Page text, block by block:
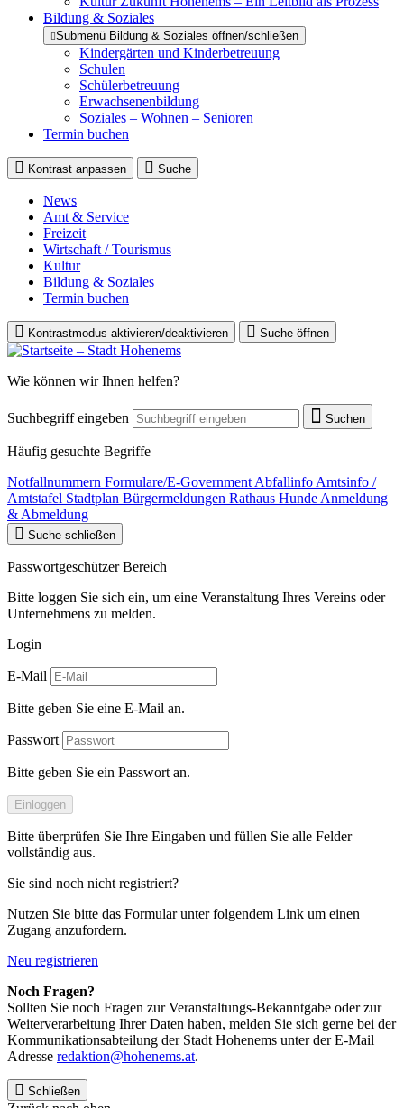
Bildung & Soziales
Submenü Bildung & Soziales öffnen/schließen
Kindergärten und Kinderbetreuung
Schulen
Schülerbetreuung
Erwachsenenbildung
Soziales – Wohnen – Senioren
Termin buchen
Kontrast anpassen Suche
News
Amt & Service
Freizeit
Wirtschaft / Tourismus
Kultur
Bildung & Soziales
Termin buchen
Kontrastmodus aktivieren/deaktivieren Suche öffnen
Wie können wir Ihnen helfen?
Suchbegriff eingeben Suchen
Häufig gesuchte Begriffe
Notfallnummern Formulare/E-Government Abfallinfo Amtsinfo /
Amtstafel Stadtplan Bürgermeldungen Rathaus Hunde Anmeldung
& Abmeldung
Suche schließen
Passwortgeschützer Bereich
Bitte loggen Sie sich ein, um eine Veranstaltung Ihres Vereins oder
Unternehmens zu melden.
Login
E-Mail
Bitte geben Sie eine E-Mail an.
Passwort
Bitte geben Sie ein Passwort an.
Einloggen
Bitte überprüfen Sie Ihre Eingaben und füllen Sie alle Felder
vollständig aus.
Sie sind noch nicht registriert?
Nutzen Sie bitte das Formular unter folgendem Link um einen
Zugang anzufordern.
Neu registrieren
Noch Fragen?
Sollten Sie noch Fragen zur Veranstaltungs-Bekanntgabe oder zur
Weiterverarbeitung Ihrer Daten haben, melden Sie sich gerne bei der
Kommunikationsabteilung der Stadt Hohenems unter der E-Mail
Adresse redaktion@hohenems.at.
Schließen